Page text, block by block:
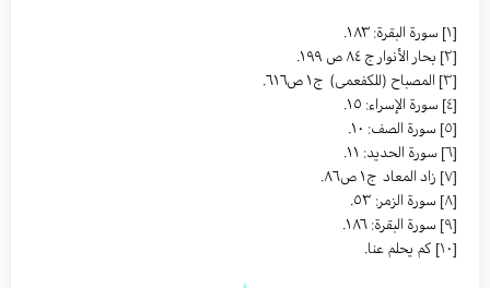
[١]
سورة البقرة: ١٨٣.
[٢]
بحار الأنوار ج ٨٤ ص ١٩٩.
[٣]
المصباح (للکفعمی) ج١ ص٦١٦.
[٤]
سورة الإسراء: ١٥.
[٥]
سورة الصف: ١٠.
[٦]
سورة الحديد: ١١.
[٧]
زاد المعاد ج١ ص٨٦.
[٨]
سورة الزمر: ٥٣.
[٩]
سورة البقرة: ١٨٦.
[١٠]
كم يحلم عنا.